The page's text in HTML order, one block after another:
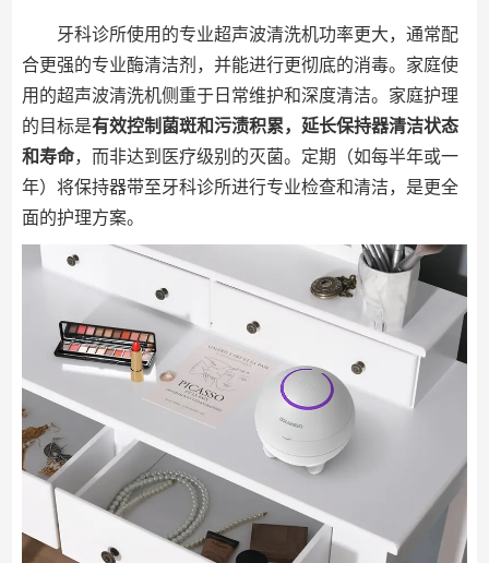
牙科诊所使用的专业超声波清洗机功率更大，通常配
合更强的专业酶清洁剂，并能进行更彻底的消毒。家庭使
用的超声波清洗机侧重于日常维护和深度清洁。家庭护理
的目标是有效控制菌斑和污渍积累，延长保持器清洁状态
和寿命，而非达到医疗级别的灭菌。定期（如每半年或一
年）将保持器带至牙科诊所进行专业检查和清洁，是更全
面的护理方案。